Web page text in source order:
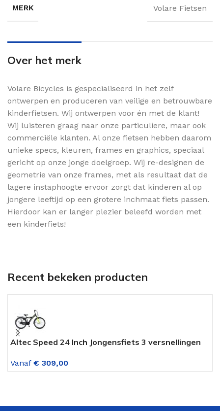
MERK Volare Fietsen
Over het merk
Volare Bicycles is gespecialiseerd in het zelf
ontwerpen en produceren van veilige en betrouwbare
kinderfietsen. Wij ontwerpen voor én met de klant!
Wij luisteren graag naar onze particuliere, maar ook
commerciële klanten. Al onze fietsen hebben daarom
unieke specs, kleuren, frames en graphics, speciaal
gericht op onze jonge doelgroep. Wij re-designen de
geometrie van onze frames, met als resultaat dat de
lagere instaphoogte ervoor zorgt dat kinderen al op
jongere leeftijd op een grotere inchmaat fiets passen.
Hierdoor kan er langer plezier beleefd worden met
een kinderfiets!
Recent bekeken producten
Altec Speed 24 Inch Jongensfiets 3 versnellingen
Vanaf € 309,00